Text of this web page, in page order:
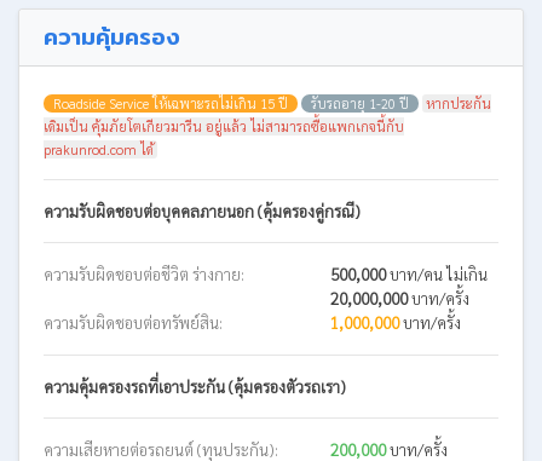
ความคุ้มครอง
Roadside Service ให้เฉพาะรถไม่เกิน 15 ปี รับรถอายุ 1-20 ปี
หากประกัน
เดิมเป็น คุ้มภัยโตเกียวมารีน อยู่แล้ว ไม่สามารถซื้อแพกเกจนี้กับ
prakunrod.com ได้
ความรับผิดชอบต่อบุคคลภายนอก (คุ้มครองคู่กรณี)
ความรับผิดชอบต่อชีวิต ร่างกาย: 500,000บาท/คน ไม่เกิน
20,000,000บาท/ครั้ง
ความรับผิดชอบต่อทรัพย์สิน:
1,000,000บาท/ครั้ง
ความคุ้มครองรถที่เอาประกัน (คุ้มครองตัวรถเรา)
ความเสียหายต่อรถยนต์ (ทุนประกัน): 200,000บาท/ครั้ง